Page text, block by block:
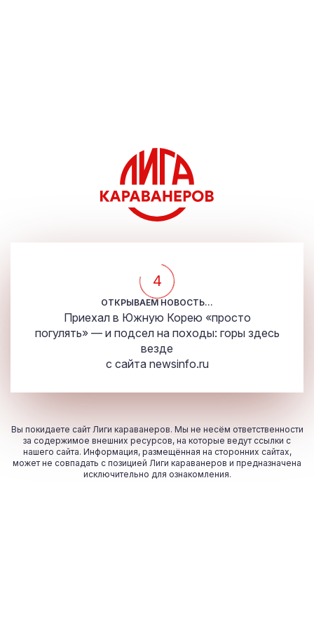
4
ОТКРЫВАЕМ НОВОСТЬ...
Приехал в Южную Корею «просто
погулять» — и подсел на походы: горы здесь
везде
с сайта newsinfo.ru
Вы покидаете сайт Лиги караванеров. Мы не несём ответственности
за содержимое внешних ресурсов, на которые ведут ссылки с
нашего сайта. Информация, размещённая на сторонних сайтах,
может не совпадать с позицией Лиги караванеров и предназначена
исключительно для ознакомления.